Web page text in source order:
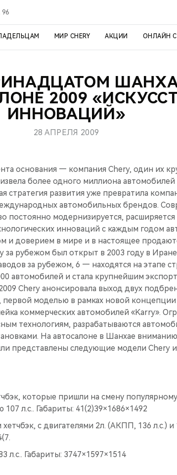
96
МИР CHERY АКЦИИ ОНЛАЙН
2009
ИННОВАЦИЙ»
28 АПРЕЛЯ 2009
основания — компания Chery, один их
более одного миллиона автомобилей
стратегия развития уже превратила
автомобильных брендов.
постоянно модернизируется,
инноваций с каждым годом
и доверием в мире и в настоящее
за рубежом был открыт в 2003 году в
за рубежом, 6 — находятся на этапе
автомобилей и стала крупнейшим
Chery анонсировала выход двух
первой моделью в рамках новой
коммерческих автомобилей «Karry».
технологиям, разрабатываются
На автосалоне в Шанхае
представлены следующие модели Chery
которые пришли на смену
л.с.. Габариты: 41(2)39×1686×1492
с двигателями 2л. (АКПП, 136 л.с.)
Габариты: 3747×1597×1514